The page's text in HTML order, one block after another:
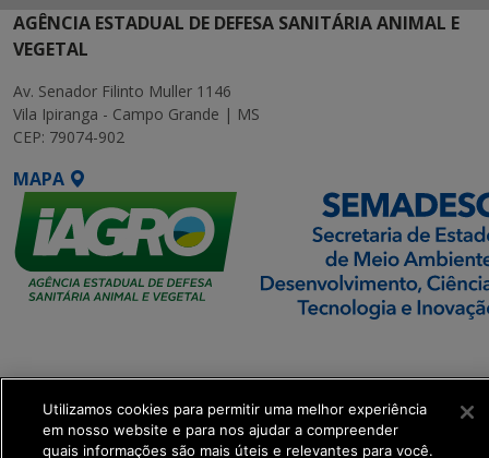
AGÊNCIA ESTADUAL DE DEFESA SANITÁRIA ANIMAL E
VEGETAL
Av. Senador Filinto Muller 1146
Vila Ipiranga - Campo Grande | MS
CEP: 79074-902
MAPA
Executiva de
Transformação Digital
Utilizamos cookies para permitir uma melhor experiência
em nosso website e para nos ajudar a compreender
quais informações são mais úteis e relevantes para você.